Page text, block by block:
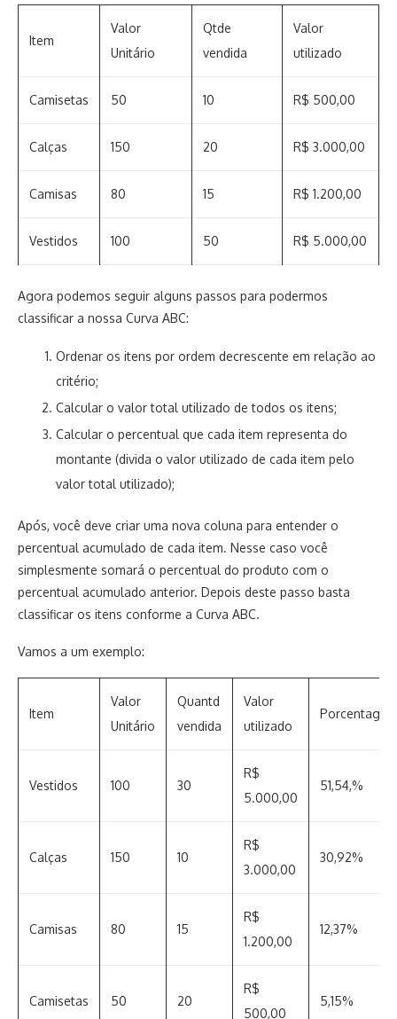
Item
Valor
Unitário
Qtde
vendida
Valor
utilizado
Camisetas 50 10 R$ 500,00
Calças 150 20 R$ 3.000,00
Camisas 80 15 R$ 1.200,00
Vestidos 100 50 R$ 5.000,00
Agora podemos seguir alguns passos para podermos
classificar a nossa Curva ABC:
Ordenar os itens por ordem decrescente em relação ao
critério;
Calcular o valor total utilizado de todos os itens;
Calcular o percentual que cada item representa do
montante (divida o valor utilizado de cada item pelo
valor total utilizado);
Após, você deve criar uma nova coluna para entender o
percentual acumulado de cada item. Nesse caso você
simplesmente somará o percentual do produto com o
percentual acumulado anterior. Depois deste passo basta
classificar os itens conforme a Curva ABC.
Vamos a um exemplo:
Item
Valor
Unitário
Quantd
vendida
Valor
utilizado
Porcentagem
Vestidos 100 30
R$
5.000,00
51,54,%
Calças 150 10
R$
3.000,00
30,92%
Camisas 80 15
R$
1.200,00
12,37%
Camisetas 50 20
R$
500,00
5,15%